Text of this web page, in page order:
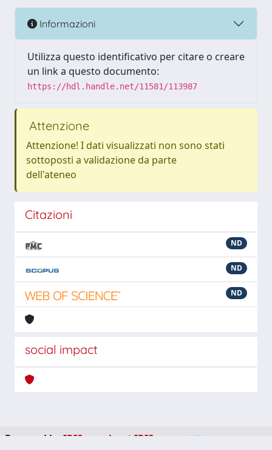
Informazioni
Utilizza questo identificativo per citare o creare
un link a questo documento:
https://hdl.handle.net/11581/113987
Attenzione
Attenzione! I dati visualizzati non sono stati
sottoposti a validazione da parte
dell'ateneo
Citazioni
ND
ND
ND
social impact
Powered by IRIS about IRIS